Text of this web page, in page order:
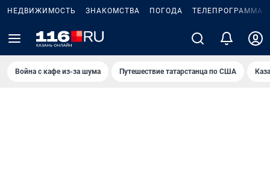
НЕДВИЖИМОСТЬ ЗНАКОМСТВА ПОГОДА ТЕЛЕПРОГРАММА
Война с кафе из-за шума Путешествие татарстанца по США